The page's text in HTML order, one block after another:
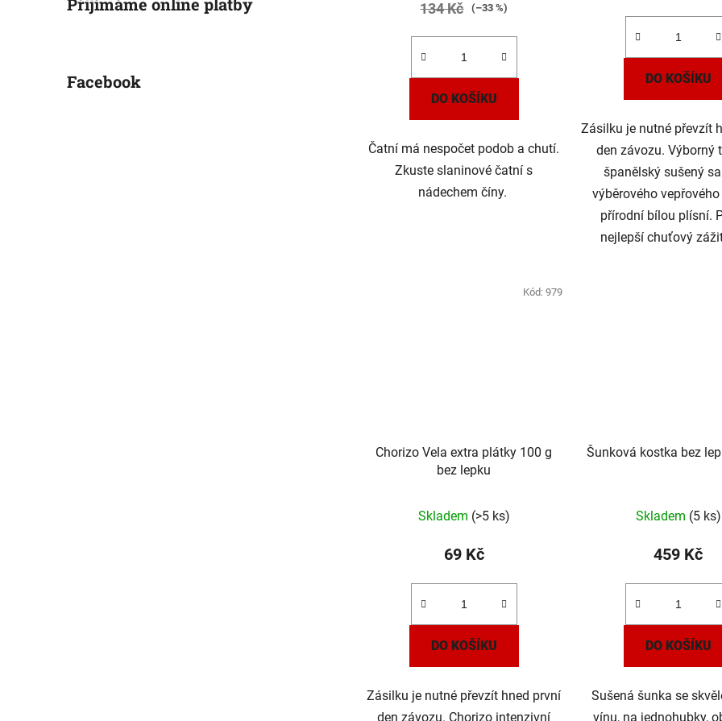
Facebook
134 Kč (–33 %)
DO KOŠÍKU
Čatní má nespočet podob a chutí.
Zkuste slaninové čatní s
nádechem číny.
DO KOŠÍKU
Zásilku je nutné převzít
den závozu. Výborný
španělský sušený
výběrového
přírodní bílou plísní.
nejlepší chuťový
Chorizo Vela extra plátky 100 g
bez lepku
Skladem (>5 ks)
69 Kč
DO KOŠÍKU
Zásilku je nutné převzít hned první
den závozu. Chorizo intenzivní
Kód: 979
Šunková kostka bez
Skladem (5 ks)
459 Kč
DO KOŠÍKU
Sušená šunka se
vínu, na jednohubky,